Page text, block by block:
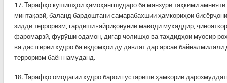
17. Тарафҳо кӯшишҳои ҳамоҳангшударо ба манзури таҳкими
минтақавӣ, баланд бардоштани самарабахшии ҳамкориҳои
зидди терроризм, гардиши ғайриқонунии маводи мухаддир,
фаромарзӣ, фурӯши одамон, дигар чолишҳо ва таҳдидҳои муосир
ва дастгирии худро ба иқдомҳои ду давлат дар арсаи байналмилалӣ
терроризм баён намуданд.
18. Тарафҳо омодагии худро барои густариши ҳамкории